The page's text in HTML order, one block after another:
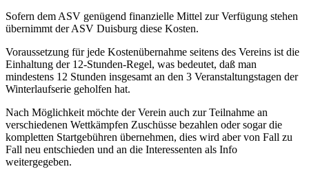
Sofern dem ASV genügend finanzielle Mittel zur Verfügung stehen
übernimmt der ASV Duisburg diese Kosten.
Voraussetzung für jede Kostenübernahme seitens des Vereins ist die
Einhaltung der 12-Stunden-Regel, was bedeutet, daß man
mindestens 12 Stunden insgesamt an den 3 Veranstaltungstagen der
Winterlaufserie geholfen hat.
Nach Möglichkeit möchte der Verein auch zur Teilnahme an
verschiedenen Wettkämpfen Zuschüsse bezahlen oder sogar die
kompletten Startgebühren übernehmen, dies wird aber von Fall zu
Fall neu entschieden und an die Interessenten als Info
weitergegeben.